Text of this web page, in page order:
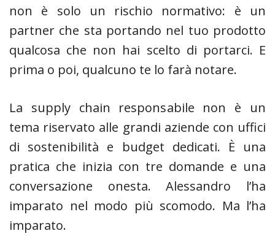
non è solo un rischio normativo: è un
partner che sta portando nel tuo prodotto
qualcosa che non hai scelto di portarci. E
prima o poi, qualcuno te lo farà notare.
La supply chain responsabile non è un
tema riservato alle grandi aziende con uffici
di sostenibilità e budget dedicati. È una
pratica che inizia con tre domande e una
conversazione onesta. Alessandro l’ha
imparato nel modo più scomodo. Ma l’ha
imparato.